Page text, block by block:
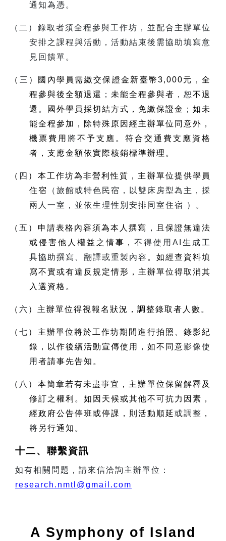
通知為憑。
（二）錄取者須全程參與工作坊，並配合主辦單位
安排之課程與活動，活動結束後需協助填寫意
見回饋單。
（ 三 ）國內學員需繳交保證金新臺幣3,000元，全
程參與後全額退還 ； 未能全程參與者 ，恕不退
還 。 國外學員採切結方式，免繳保證金 ； 如未
能全程參加，除特殊原因經主辦單位同意外，
機票費用 將不予支應。符合交通費支應資格
者，支應金額依實際核銷標準辦理。
（ 四 ）本工作坊為非營利性質，主辦單位提供學員
住宿
（旅館或特色民宿，以雙床房型為主，採
兩人一室，並依生理性別安排同室住宿
）。
（五 ）申請表格內容須為本人撰寫，且保證無違法
或侵害他人權益之情事，不得使用AI 生成工
具協助撰寫、翻譯或重製內容 。如經查資料填
寫不實或有違反規定情形，主辦單位得取消其
入選資格。
（ 六 ）主辦單位得視報名狀況，調整錄取者人數。
（七 ）主辦單位將於工作坊期間進行拍照、錄影紀
錄，以作後續活動宣傳使用，如不同意影像使
用 者請事先告知。
（ 八 ）本簡章若有未盡事宜，主辦單位保留解釋及
修訂之權利。如因天候或其他不可抗力因素，
經政府公告停班或停課，則活動順延或調整 ，
將 另行通知。
十二、聯繫資訊
如有相關問題，請來信洽詢主辦單位：
research.nmtl@gmail.com
A Symphony of Island